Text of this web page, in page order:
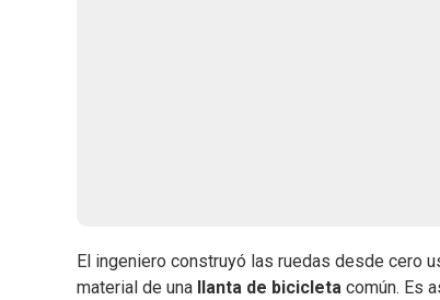
El ingeniero construyó las ruedas desde cero
material de una
llanta de bicicleta común. Es